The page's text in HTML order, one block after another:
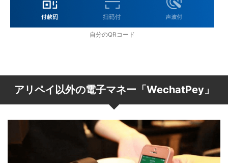
自分のQRコード
アリペイ以外の電子マネー「WechatPey」